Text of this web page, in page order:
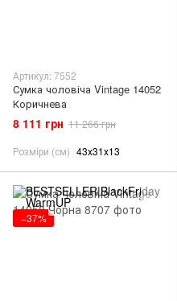
Артикул: 7552
Сумка чоловіча Vintage 14052
Коричнева
8 111 грн 11 266 грн
Розміри (см) 43х31х13
−37%